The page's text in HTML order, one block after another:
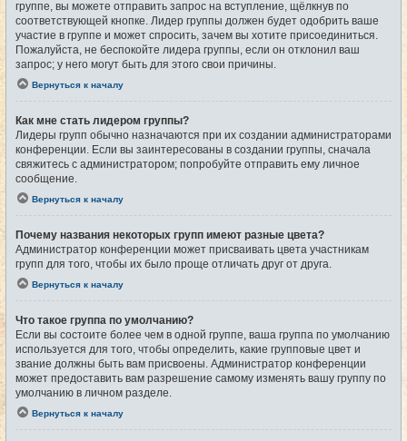
группе, вы можете отправить запрос на вступление, щёлкнув по
соответствующей кнопке. Лидер группы должен будет одобрить ваше
участие в группе и может спросить, зачем вы хотите присоединиться.
Пожалуйста, не беспокойте лидера группы, если он отклонил ваш
запрос; у него могут быть для этого свои причины.
Вернуться к началу
Как мне стать лидером группы?
Лидеры групп обычно назначаются при их создании администраторами
конференции. Если вы заинтересованы в создании группы, сначала
свяжитесь с администратором; попробуйте отправить ему личное
сообщение.
Вернуться к началу
Почему названия некоторых групп имеют разные цвета?
Администратор конференции может присваивать цвета участникам
групп для того, чтобы их было проще отличать друг от друга.
Вернуться к началу
Что такое группа по умолчанию?
Если вы состоите более чем в одной группе, ваша группа по умолчанию
используется для того, чтобы определить, какие групповые цвет и
звание должны быть вам присвоены. Администратор конференции
может предоставить вам разрешение самому изменять вашу группу по
умолчанию в личном разделе.
Вернуться к началу